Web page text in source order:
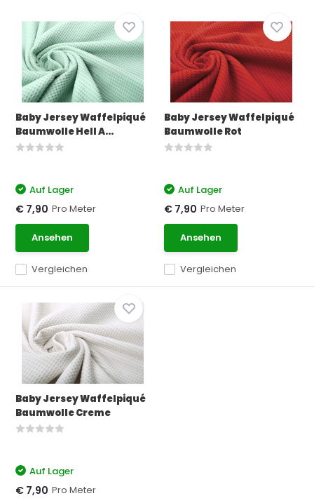
Baby Jersey Waffelpiqué
Baumwolle Hell A...
Vergleichen
Auf Lager
€ 7,90 Pro Meter
Ansehen
Baby Jersey Waffelpiqué
Baumwolle Rot
Vergleichen
Auf Lager
€ 7,90 Pro Meter
Ansehen
Baby Jersey Waffelpiqué
Baumwolle Creme
Auf Lager
€ 7,90 Pro Meter